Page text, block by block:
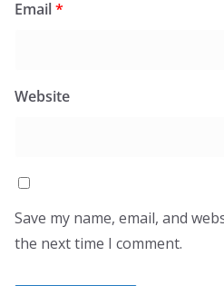
Email*
Website
Save my name, email, and
the next time I comment.